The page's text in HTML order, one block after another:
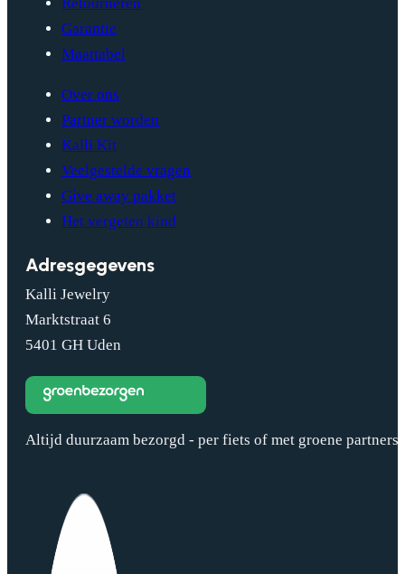
Retourneren
Garantie
Maattabel
Over ons
Partner worden
Kalli Kit
Veelgestelde vragen
Give away pakket
Het vergeten kind
Adresgegevens
Kalli Jewelry
Marktstraat 6
5401 GH Uden
Altijd duurzaam bezorgd - per fiets of met groene partners